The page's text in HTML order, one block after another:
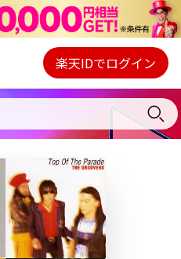
Webプレイヤー
ご契約内容の確認・変更
楽天IDでログイン